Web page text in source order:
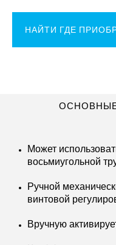
НАЙТИ ГДЕ
ОСНОВНЫЕ
Может
восьмиугольной
Ручной
винтовой
Вручную